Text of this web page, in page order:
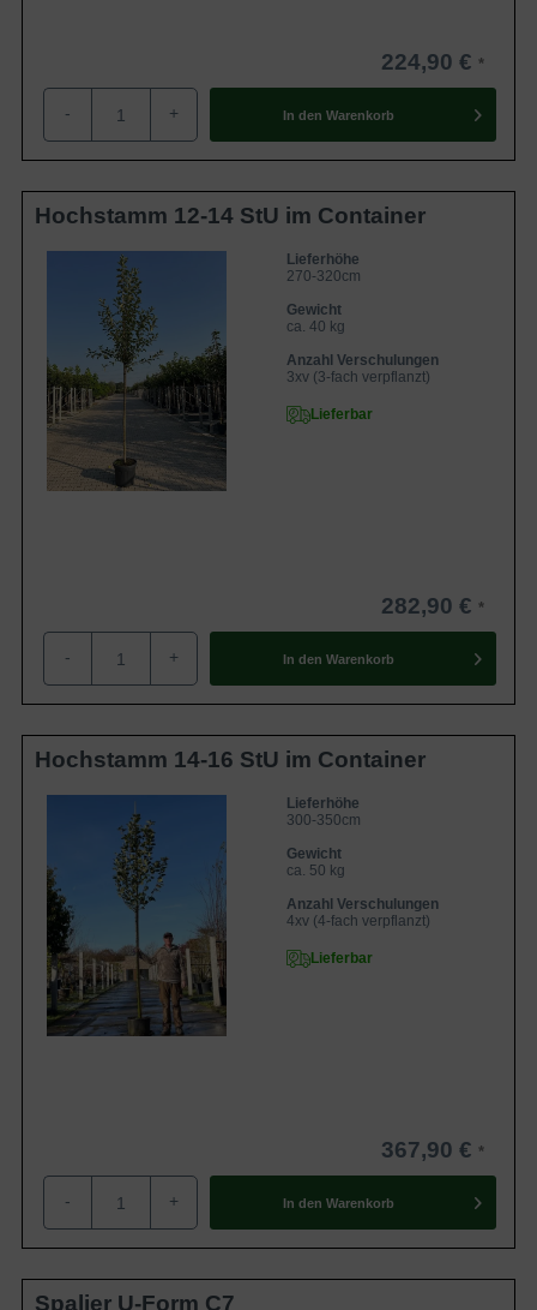
224,90 €
- + In den Warenkorb
Hochstamm 12-14 StU im Container
Lieferhöhe
270-320cm
Gewicht
ca. 40 kg
Anzahl Verschulungen
3xv (3-fach verpflanzt)
Lieferbar
282,90 €
- + In den Warenkorb
Hochstamm 14-16 StU im Container
Lieferhöhe
300-350cm
Gewicht
ca. 50 kg
Anzahl Verschulungen
4xv (4-fach verpflanzt)
Lieferbar
367,90 €
- + In den Warenkorb
Spalier U-Form C7